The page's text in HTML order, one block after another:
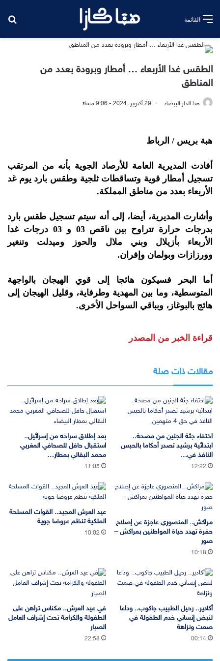
القائمة
الطقس غدا الأربعاء … أمطار وبرودة بعدد من
المناطق
هنا الدار البيضاء 29 أكتوبر، 2024 - 9:06 مساءً
هبة بريس / الرباط
أفادت المديرية العامة للأرصاد الجوية بأنه من المرتقب
تسجيل أمطار قوية وتساقطات ثلجية وطقس بارد يوم غد
الأربعاء بعدد من مناطق المملكة.
وأشارت المديرية، أيضا، إلى أنه سيتم تسجيل طقس بارد
بدرجات حرارة تتراوح بين ناقص 03 و 03 درجات غدا
الأربعاء بأزيلال وبني ملال والحوز وميدلت وتنغير
وورزازات وبولمان وإفران.
أما البحر فسيكون هائجا إلى قوي الهيجان بالواجهة
المتوسطية، وما بين المهدية وطرفاية، وقليل الهيجان إلى
هائج بالبوغاز، وبباقي السواحل الأخرى.
قراءة الخبر من المصدر
مقالات ذات صلة
اختفاء جثة الجنين من مصحة..
ابتدائية برشيد تصدر أحكاما بالحبس
النافذ في…
12:22
بعد إطلاق سراحه من إسرائيل..
استقبال حافل للصحافي المغربي
محمد البقالي بمطار…
11:05
مراكش.. المنصوري عاجزة عن إصلاح
حفرة تهدد حياة المواطنين بمراكش –
صور
10:18
عيد العرش المجيد.. القوات المسلحة
الملكية تنظم عروضا جوية
10:02
أكادير.. رحيل الطبيب جاكوب.. وداعا
لنبض إنساني خدم الطفولة في
صمت ونزاهة
00:14
في عيد العرش.. مكناس تراهن على
الطفولة والكرامة تحت إشراف العامل
الصبار
22:58